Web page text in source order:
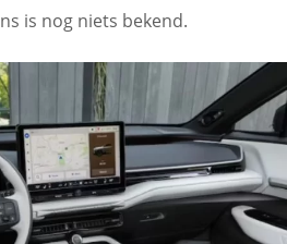
is nog niets bekend.